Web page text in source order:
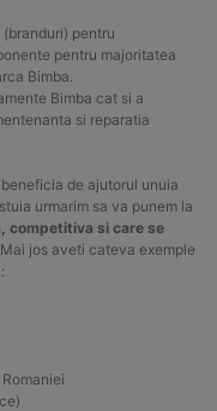
pentru
pentru majoritatea
Bimba.
Bimba cat si a
si reparatia
de ajutorul unuia
urmarim sa va punem la
competitiva si care se
. Mai jos aveti cateva exemple